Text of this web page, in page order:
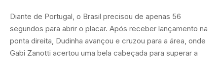
Diante de Portugal, o Brasil precisou de apenas 56
segundos para abrir o placar. Após receber lançamento na
ponta direita, Dudinha avançou e cruzou para a área, onde
Gabi Zanotti acertou uma bela cabeçada para superar a